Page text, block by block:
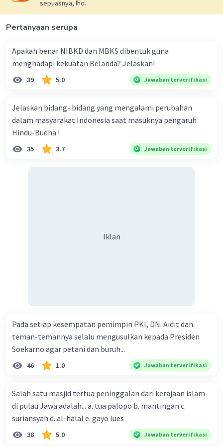
Sastroamijoyo I untuk memajukan pengusaha lokal yang
bekerjasama dengan pengusaha non-lokal (China).
Namun, dalam praktiknya sistem ini gagal karena
Dengan demikian, Jawabannya adalah A. Ekonomi
naaional dan pengusaha swasta nasional juga akan maju.
sepuasnya, lho.
Pertanyaan serupa
Apakah benar NIBKD dan MBKS dibentuk guna
menghadapi kekuatan Belanda? Jelaskan!
39 5.0 Jawaban terverifikasi
Jelaskan bidang- bidang yang mengalami perubahan
dalam masyarakat Indonesia saat masuknya pengaruh
Hindu-Budha !
35 3.7 Jawaban terverifikasi
Iklan
Pada setiap kesempatan pemimpin PKI, DN. Aidit dan
teman-temannya selalu mengusulkan kepada Presiden
Soekarno agar petani dan buruh...
46 1.0 Jawaban terverifikasi
Salah satu masjid tertua peninggalan dari kerajaan islam
di pulau Jawa adalah... a. tua palopo b. mantingan c.
suriansyah d. al-halal e. gayo lues
38 5.0 Jawaban terverifikasi